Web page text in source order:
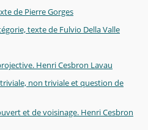
de Pierre Gorges
texte de Fulvio Della Valle
Henri Cesbron Lavau
non triviale et question de
et de voisinage. Henri Cesbron